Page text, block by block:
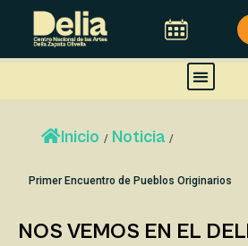
contenido
Menu
Inicio / Noticia /
Primer Encuentro de Pueblos Originarios
NOS VEMOS EN EL